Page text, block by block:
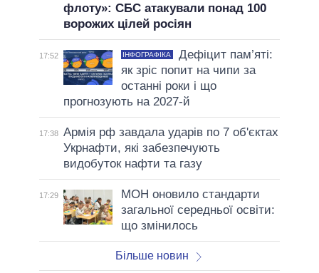
флоту»: СБС атакували понад 100
ворожих цілей росіян
17:52 ІНФОГРАФІКА
Дефіцит пам’яті:
як зріс попит на чипи за
останні роки і що
прогнозують на 2027-й
17:38 Армія рф завдала ударів по 7 об'єктах
Укрнафти, які забезпечують
видобуток нафти та газу
17:29
МОН оновило стандарти
загальної середньої освіти:
що змінилось
Більше новин